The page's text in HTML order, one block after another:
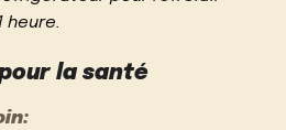
heure.
la santé